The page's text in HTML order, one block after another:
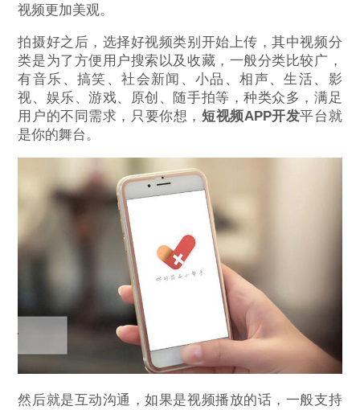
视频更加美观。
拍摄好之后，选择好视频类别开始上传，其中视频分
类是为了方便用户搜索以及收藏，一般分类比较广，
有音乐、搞笑、社会新闻、小品、相声、生活、影
视、娱乐、游戏、原创、随手拍等，种类众多，满足
用户的不同需求，只要你想， 短视频APP开发平台就
是你的舞台。
然后就是互动沟通，如果是视频播放的话，一般支持